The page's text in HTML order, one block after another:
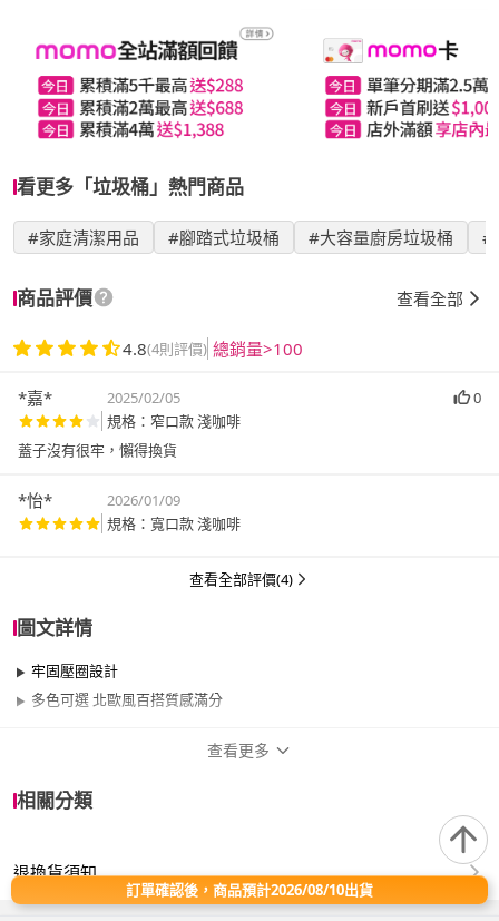
看更多「垃圾桶」熱門商品
#家庭清潔用品 #腳踏式垃圾桶 #大容量廚房垃圾桶 #
商品評價 查看全部
4.8(4則評價) 總銷量>100
*嘉* 2025/02/05
0
規格：窄口款 淺咖啡
蓋子沒有很牢，懶得換貨
*怡*
2026/01/09
規格：寬口款 淺咖啡
查看全部評價(4)
圖文詳情
牢固壓圈設計
多色可選 北歐風百搭質感滿分
容量 21-30L
查看更多
相關分類
退換貨須知
訂單確認後，商品預計2026/08/10出貨